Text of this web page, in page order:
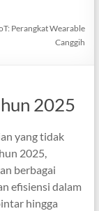
Perangkat Wearable
Canggih
2025
yang tidak
2025,
berbagai
efisiensi dalam
hingga